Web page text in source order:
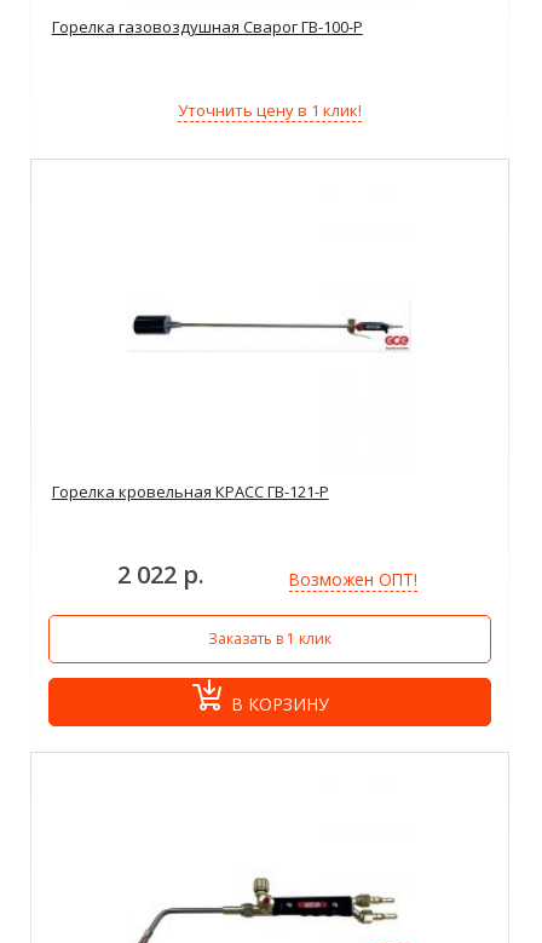
Горелка газовоздушная Сварог ГВ-100-Р
Уточнить цену в 1 клик!
Горелка кровельная КРАСС ГВ-121-Р
2 022 р. Возможен ОПТ!
Заказать в 1 клик
В КОРЗИНУ